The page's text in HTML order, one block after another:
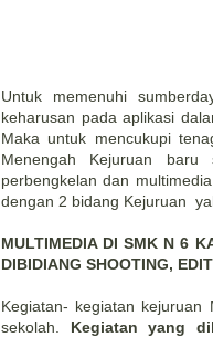
Untuk memenuhi
keharusan pada aplikasi
Maka untuk mencukupi
Menengah Kejuruan baru
perbengkelan dan
dengan 2 bidang Kejuruan
MULTIMEDIA DI SMK N 6
DIBIDIANG SHOOTING,
Kegiatan- kegiatan
sekolah. Kegiatan yang